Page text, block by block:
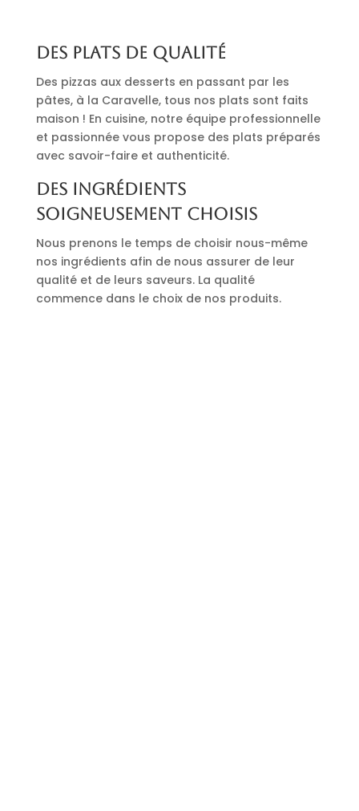
Des plats de qualité
Des pizzas aux desserts en passant par les
pâtes, à la Caravelle, tous nos plats sont faits
maison ! En cuisine, notre équipe professionnelle
et passionnée vous propose des plats préparés
avec savoir-faire et authenticité.
Des ingrédients
soigneusement choisis
Nous prenons le temps de choisir nous-même
nos ingrédients afin de nous assurer de leur
qualité et de leurs saveurs. La qualité
commence dans le choix de nos produits.